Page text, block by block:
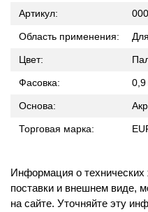
Артикул:
Область применения:
Цвет:
Фасовка: 0,9
Основа:
Торговая марка:
Информация о технических
поставки и внешнем виде,
на сайте. Уточняйте эту